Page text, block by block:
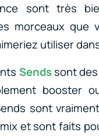
sont très
morceaux que
utiliser
Sendssont des
booster
sont
et sont faits